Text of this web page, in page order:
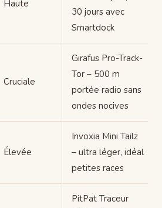
Haute
30 jours avec
Smartdock
Cruciale
Girafus Pro-Track-
Tor – 500 m
portée radio sans
ondes nocives
Élevée
Invoxia Mini Tailz
– ultra léger, idéal
petites races
PitPat Traceur